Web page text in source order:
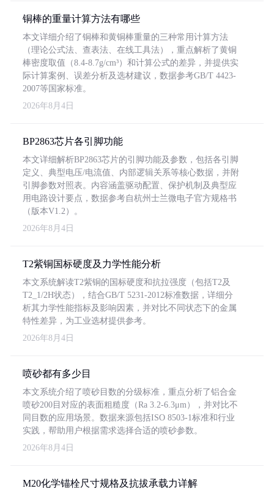
铜棒的重量计算方法有哪些
本文详细介绍了铜棒和黄铜棒重量的三种常用计算方法
（理论公式法、查表法、在线工具法），重点解析了黄铜
棒密度取值（8.4-8.7g/cm³）和计算公式的差异，并提供实
际计算案例、误差分析及选材建议，数据参考GB/T 4423-
2007等国家标准。
2026年8月4日
BP2863芯片各引脚功能
本文详细解析BP2863芯片的引脚功能及参数，包括各引脚
定义、典型电压/电流值、内部逻辑关系等核心数据，并附
引脚参数对照表。内容涵盖驱动配置、保护机制及典型应
用电路设计要点，数据参考自杭州士兰微电子官方规格书
（版本V1.2）。
2026年8月4日
T2紫铜国标硬度及力学性能分析
本文系统解读T2紫铜的国标硬度和抗拉强度（包括T2及
T2_1/2H状态），结合GB/T 5231-2012标准数据，详细分
析其力学性能指标及影响因素，并对比不同状态下的金属
特性差异，为工业选材提供参考。
2026年8月4日
喷砂都有多少目
本文系统介绍了喷砂目数的分级标准，重点分析了铝合金
喷砂200目对应的表面粗糙度（Ra 3.2-6.3μm），并对比不
同目数的应用场景。数据来源包括ISO 8503-1标准和行业
实践，帮助用户根据需求选择合适的喷砂参数。
2026年8月4日
M20化学锚栓尺寸规格及抗拔承载力详解